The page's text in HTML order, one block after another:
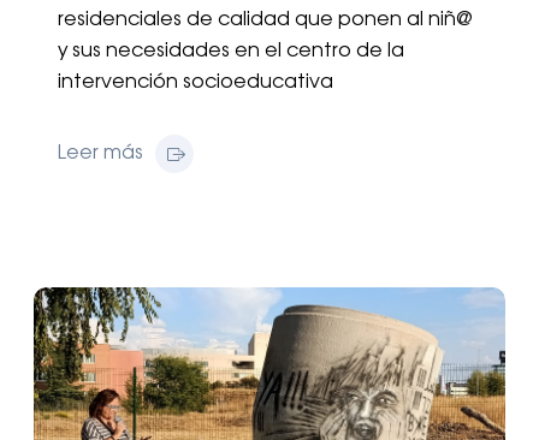
residenciales de calidad que ponen al niñ@
y sus necesidades en el centro de la
intervención socioeducativa
Leer más